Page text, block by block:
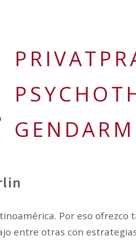
Por eso
entre otras con